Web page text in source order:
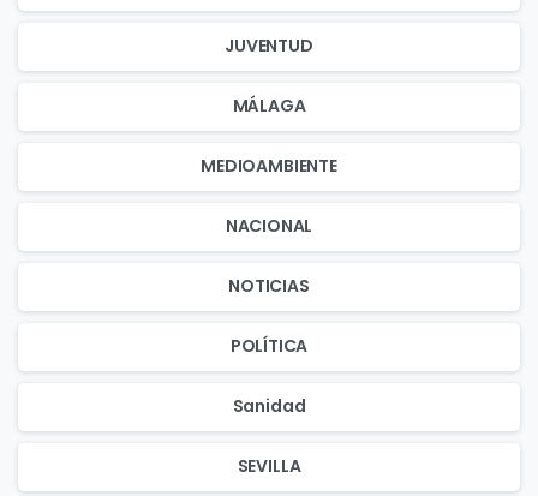
JUVENTUD
MÁLAGA
MEDIOAMBIENTE
NACIONAL
NOTICIAS
POLÍTICA
Sanidad
SEVILLA